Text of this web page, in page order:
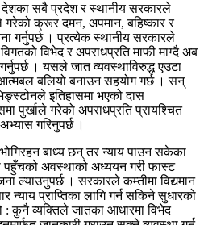
सबै प्रदेश र स्थानीय सरकारले
गरेको क्रूर दमन, अपमान, बहिष्कार र
गर्नुपर्छ । प्रत्येक स्थानीय सरकारले
विभेद र अपराधप्रति माफी माग्दै अब
। यसले जात व्यवस्थाविरुद्ध एउटा
आत्मबल बलियो बनाउन सहयोग गर्छ । सन्
इतिहासमा भएको दास
पुर्खाले गरेको अपराधप्रति प्रायश्चित
गरिनुपर्छ ।
बाध्य छन् तर न्याय पाउन सकेका
पहुँचको अवस्थाको अध्ययन गरी फास्ट
ल्याउनुपर्छ । सरकारले कम्तीमा विद्यमान
न्याय प्राप्तिका लागि गर्न सकिने सुधारको
कुनै व्यक्तिले जातका आधारमा विभेद